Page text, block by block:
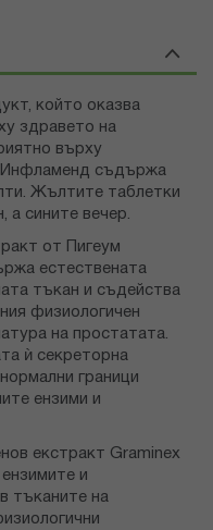
който оказва
здравето на
върху
Инфламенд съдържа
Жълтите таблетки
а сините вечер.
от Пигеум
естествената
тъкан и съдейства
физиологичен
на простатата.
ѝ секреторна
граници
ензими и
екстракт Graminex
и
тъканите на